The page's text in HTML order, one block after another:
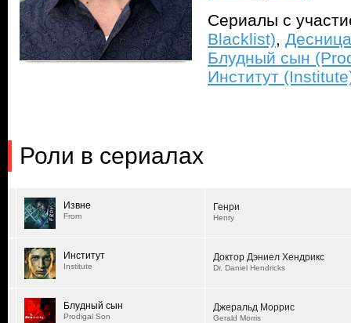
Сериалы с
Blacklist),
Блудный сын
Институт
Роли в сериалах
Извне
From
Генри
Henry
Институт
Institute
Доктор Дэниел Хендрикс
Dr. Daniel Hendricks
Блудный сын
Prodigal Son
Джеральд Моррис
Gerald Morris